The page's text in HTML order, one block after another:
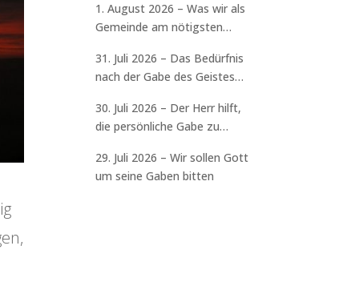
1. August 2026 – Was wir als
Gemeinde am nötigsten
31. Juli 2026 – Das Bedürfnis
nach der Gabe des Geistes
30. Juli 2026 – Der Herr hilft,
die persönliche Gabe zu
29. Juli 2026 – Wir sollen Gott
um seine Gaben bitten